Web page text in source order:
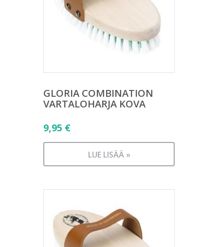
GLORIA COMBINATION
VARTALOHARJA KOVA
9,95 €
LUE LISÄÄ »